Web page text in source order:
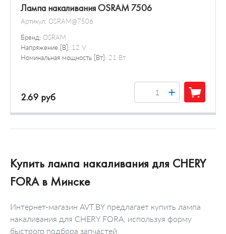
Лампа накаливания OSRAM 7506
Артикул: OSRAM@7506
Бренд: OSRAM
Напряжение [В]: 12 V
Номинальная мощность [Вт]: 21 Вт
2.69 руб +
Купить лампа накаливания для CHERY
FORA в Минске
Интернет-магазин AVT.BY предлагает купить лампа
накаливания для CHERY FORA, используя форму
быстрого подбора запчастей.